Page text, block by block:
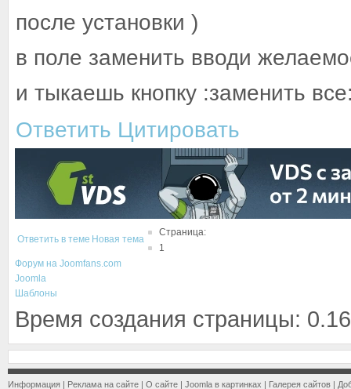
после установки )
в поле заменить вводи
и тыкаешь кнопку :заменить
Ответить Цитировать
Ответить в теме Новая тема
Страница:
1
Форум на Joomfans.com
Joomla
Шаблоны
Время создания страницы:
Информация | Реклама на сайте | О сайте | Joomla в картинках | Галерея сайтов |